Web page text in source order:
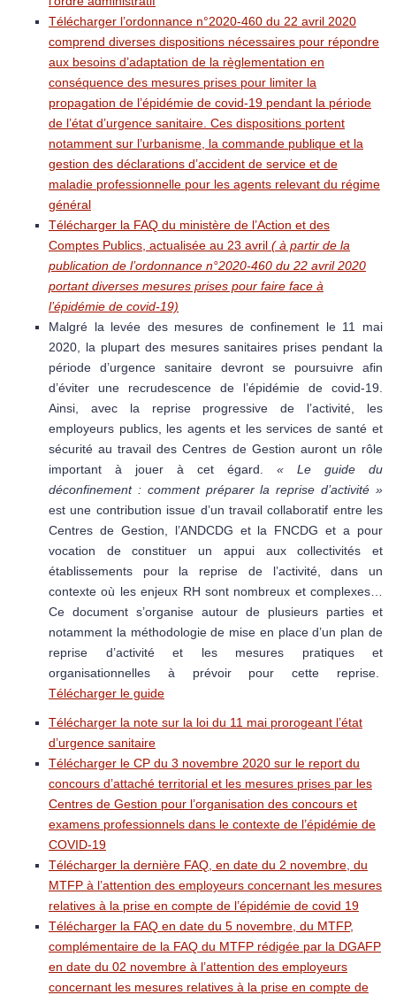
Télécharger l’ordonnance n°2020-460 du 22 avril 2020
comprend diverses dispositions nécessaires pour répondre
aux besoins d’adaptation de la règlementation en
conséquence des mesures prises pour limiter la
propagation de l’épidémie de covid-19 pendant la période
de l’état d’urgence sanitaire. Ces dispositions portent
notamment sur l’urbanisme, la commande publique et la
gestion des déclarations d’accident de service et de
maladie professionnelle pour les agents relevant du régime
général
Télécharger la FAQ du ministère de l’Action et des
Comptes Publics, actualisée au 23 avril ( à partir de la
publication de l’ordonnance n°2020-460 du 22 avril 2020
portant diverses mesures prises pour faire face à
l’épidémie de covid-19)
Malgré la levée des mesures de confinement le 11 mai
2020, la plupart des mesures sanitaires prises pendant la
période d’urgence sanitaire devront se poursuivre afin
d’éviter une recrudescence de l’épidémie de covid-19.
Ainsi, avec la reprise progressive de l’activité, les
employeurs publics, les agents et les services de santé et
sécurité au travail des Centres de Gestion auront un rôle
important à jouer à cet égard. « Le guide du
déconfinement : comment préparer la reprise d’activité »
est une contribution issue d’un travail collaboratif entre les
Centres de Gestion, l’ANDCDG et la FNCDG et a pour
vocation de constituer un appui aux collectivités et
établissements pour la reprise de l’activité, dans un
contexte où les enjeux RH sont nombreux et complexes…
Ce document s’organise autour de plusieurs parties et
notamment la méthodologie de mise en place d’un plan de
reprise d’activité et les mesures pratiques et
organisationnelles à prévoir pour cette reprise.
Télécharger le guide
Télécharger la note sur la loi du 11 mai prorogeant l’état
d’urgence sanitaire
Télécharger le CP du 3 novembre 2020 sur le report du
concours d’attaché territorial et les mesures prises par les
Centres de Gestion pour l’organisation des concours et
examens professionnels dans le contexte de l’épidémie de
COVID-19
Télécharger la dernière FAQ, en date du 2 novembre, du
MTFP à l’attention des employeurs concernant les mesures
relatives à la prise en compte de l’épidémie de covid 19
Télécharger la FAQ en date du 5 novembre, du MTFP,
complémentaire de la FAQ du MTFP rédigée par la DGAFP
en date du 02 novembre à l’attention des employeurs
concernant les mesures relatives à la prise en compte de